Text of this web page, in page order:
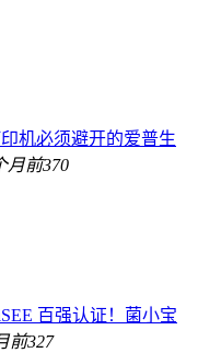
机必须避开的爱普生
月前370
百强认证！菌小宝
前327